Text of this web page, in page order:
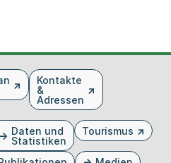
Kontakte
&
Adressen
Daten und
Statistiken
Tourismus